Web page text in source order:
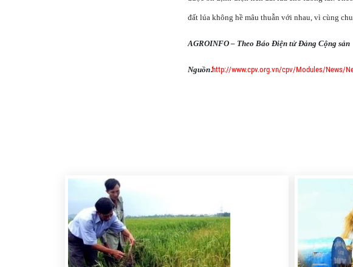
đất lúa không hề mâu thuẫn với nhau, vì cùng
AGROINFO – Theo Báo Điện tử Đảng Cộng sản
Nguồn:http://www.cpv.org.vn/cpv/Modules/News/